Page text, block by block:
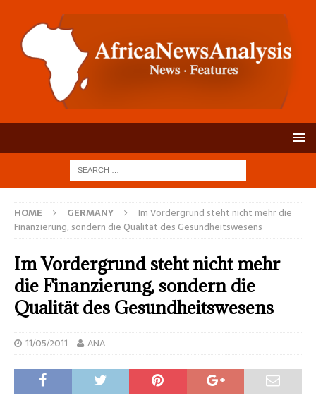
HOME GERMANY
Im Vordergrund steht nicht mehr die
Finanzierung, sondern die Qualität des Gesundheitswesens
Im Vordergrund steht nicht mehr
die Finanzierung, sondern die
Qualität des Gesundheitswesens
11/05/2011 ANA